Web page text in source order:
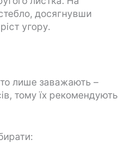
досягнувши
угору.
лише заважають –
тому їх рекомендують